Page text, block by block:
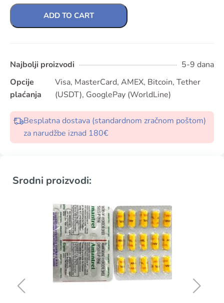
ADD TO CART
Najbolji proizvodi
5-9 dana
Opcije
plaćanja
Visa, MasterCard, AMEX, Bitcoin, Tether
(USDT), GooglePay (WorldLine)
Besplatna dostava (standardnom zračnom poštom)
za narudžbe iznad 180€
Srodni proizvodi: